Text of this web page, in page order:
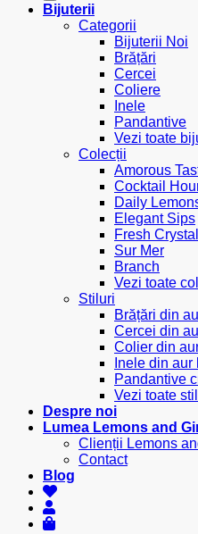
Bijuterii
Categorii
Bijuterii Noi
Brățări
Cercei
Coliere
Inele
Pandantive
Vezi toate
Colecții
Amorous
Cocktail
Daily
Elegant Sips
Fresh
Sur Mer
Branch
Vezi toate
Stiluri
Brățări din
Cercei din
Colier din
Inele din aur
Pandantive
Vezi toate
Despre noi
Lumea Lemons and
Clienții Lemons
Contact
Blog